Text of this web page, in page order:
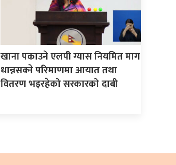
खाना पकाउने एलपी ग्यास नियमित माग
धान्नसक्ने परिमाणमा आयात तथा
वितरण भइरहेको सरकारको दाबी